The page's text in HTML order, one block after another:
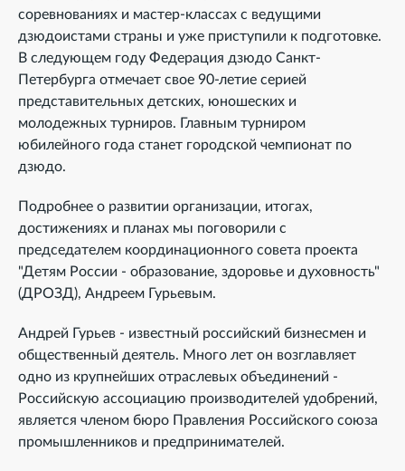
соревнованиях и мастер-классах с ведущими
дзюдоистами страны и уже приступили к подготовке.
В следующем году Федерация дзюдо Санкт-
Петербурга отмечает свое 90-летие серией
представительных детских, юношеских и
молодежных турниров. Главным турниром
юбилейного года станет городской чемпионат по
дзюдо.
Подробнее о развитии организации, итогах,
достижениях и планах мы поговорили с
председателем координационного совета проекта
"Детям России - образование, здоровье и духовность"
(ДРОЗД), Андреем Гурьевым.
Андрей Гурьев - известный российский бизнесмен и
общественный деятель. Много лет он возглавляет
одно из крупнейших отраслевых объединений -
Российскую ассоциацию производителей удобрений,
является членом бюро Правления Российского союза
промышленников и предпринимателей.